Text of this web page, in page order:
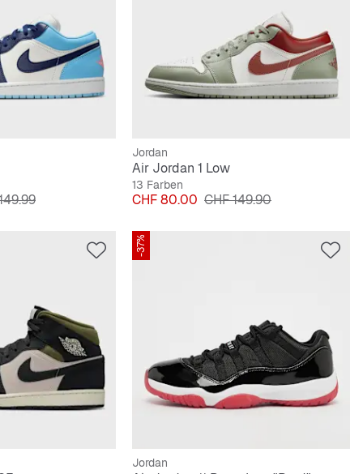
Jordan
Air Jordan 1 Low
13 Farben
Preis
CHF 80.00 Originalpreis
CHF 149.90
-37%
Jordan